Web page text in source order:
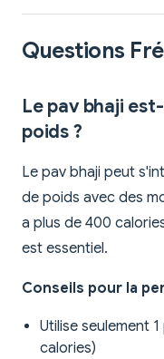
Questions
Le pav bhaji
poids ?
Le pav bhaji peut
de poids avec des
a plus de 400
est essentiel.
Conseils pour la
Utilise seulement
calories)